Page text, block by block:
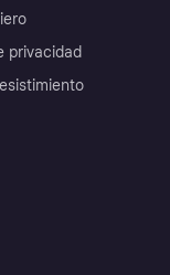
privacidad